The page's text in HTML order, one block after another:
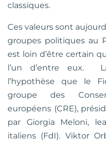
classiques.
Ces valeurs sont
groupes politiques au
est loin d’être certain
l’un d’entre eux.
l’hypothèse que le
groupe des
européens (CRE),
par Giorgia Meloni,
italiens (FdI). Viktor